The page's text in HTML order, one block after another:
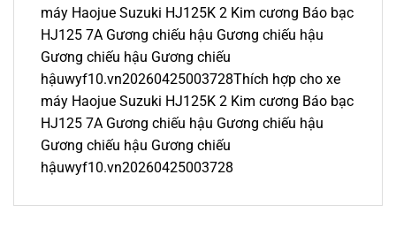
máy Haojue Suzuki HJ125K 2 Kim cương Báo bạc
HJ125 7A Gương chiếu hậu Gương chiếu hậu
Gương chiếu hậu Gương chiếu
hậuwyf10.vn20260425003728Thích hợp cho xe
máy Haojue Suzuki HJ125K 2 Kim cương Báo bạc
HJ125 7A Gương chiếu hậu Gương chiếu hậu
Gương chiếu hậu Gương chiếu
hậuwyf10.vn20260425003728